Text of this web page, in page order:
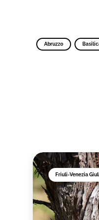
Abruzzo
Friuli-Venezia